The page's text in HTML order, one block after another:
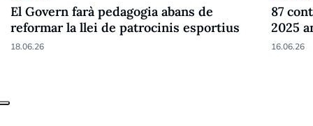
El Govern farà pedagogia abans de
reformar la llei de patrocinis esportius
18.06.26
87
2025
16.06.26